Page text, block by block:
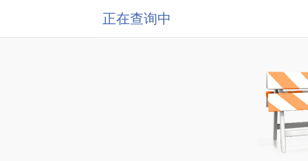
正在查询中